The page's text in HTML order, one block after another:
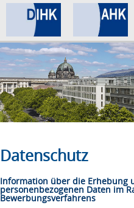
Home
Datenschutz
Impressum
Datenschutz
Information über die Erhebung
personenbezogenen Daten im
Bewerbungsverfahrens